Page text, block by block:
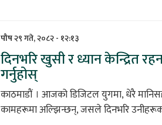
पौष २९ गते, २०८२ - १२:१३
दिनभरि खुसी र ध्यान केन्द्रित
गर्नुहोस्
काठमाडौं । आजको डिजिटल युगमा, धेरै
कामहरूमा अल्झिन्छन्, जसले दिनभरि